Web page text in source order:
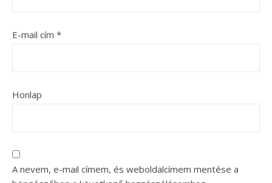
E-mail cím *
Honlap
A nevem, e-mail címem, és weboldalcímem mentése a